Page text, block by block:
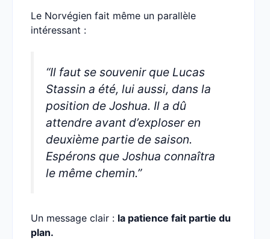
Le Norvégien fait même un parallèle
intéressant :
“Il faut se souvenir que Lucas
Stassin a été, lui aussi, dans la
position de Joshua. Il a dû
attendre avant d’exploser en
deuxième partie de saison.
Espérons que Joshua connaîtra
le même chemin.”
Un message clair : la patience fait partie du
plan.